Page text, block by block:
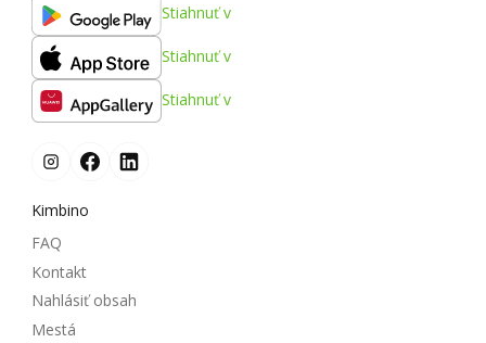
Stiahnuť v
Stiahnuť v
Stiahnuť v
Kimbino
FAQ
Kontakt
Nahlásiť obsah
Mestá